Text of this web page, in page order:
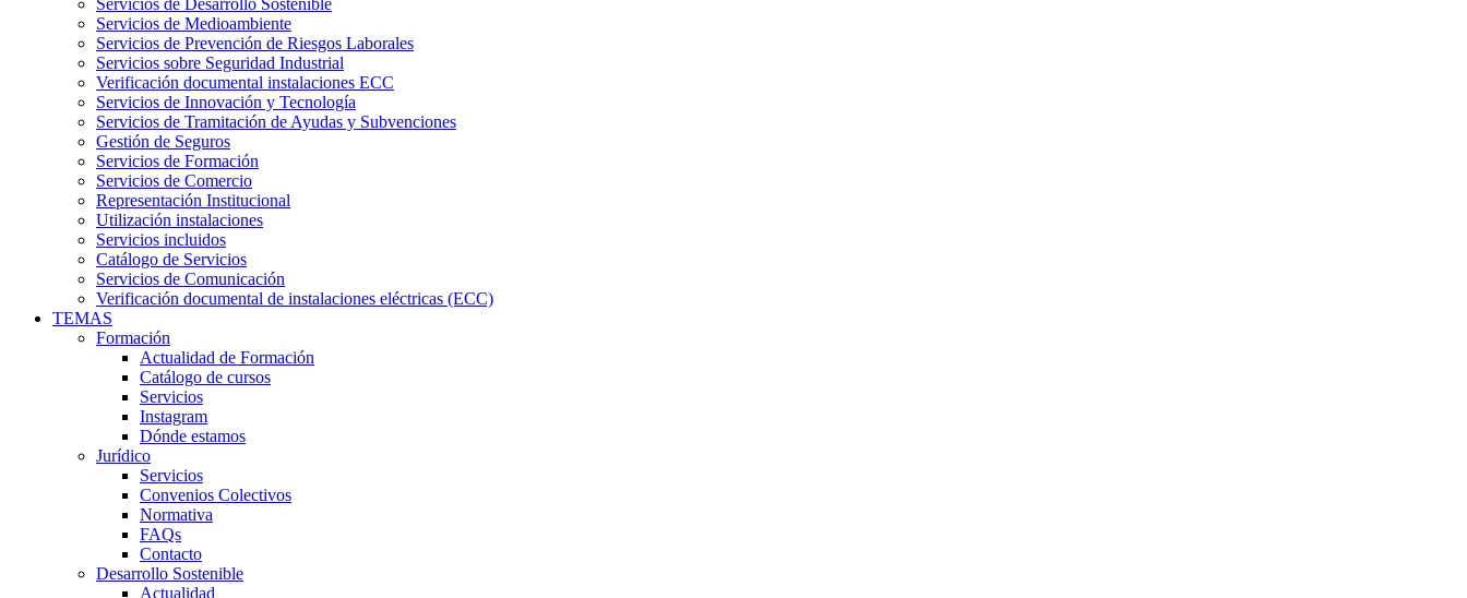
Servicios de Medioambiente
Servicios de Prevención de Riesgos Laborales
Servicios sobre Seguridad Industrial
Verificación documental instalaciones ECC
Servicios de Innovación y Tecnología
Servicios de Tramitación de Ayudas y Subvenciones
Gestión de Seguros
Servicios de Formación
Servicios de Comercio
Representación Institucional
Utilización instalaciones
Servicios incluidos
Catálogo de Servicios
Servicios de Comunicación
Verificación documental de instalaciones eléctricas (ECC)
TEMAS
Formación
Actualidad de Formación
Catálogo de cursos
Servicios
Instagram
Dónde estamos
Jurídico
Servicios
Convenios Colectivos
Normativa
FAQs
Contacto
Desarrollo Sostenible
Actualidad